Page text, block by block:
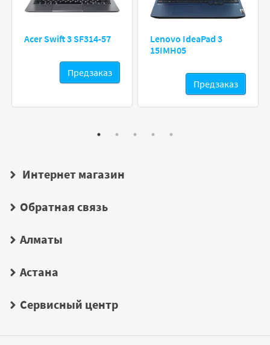
Acer Swift 3 SF314-57
Предзаказ
Lenovo IdeaPad 3
15IMH05
Предзаказ
Интернет магазин
Обратная связь
Алматы
Астана
Сервисный центр